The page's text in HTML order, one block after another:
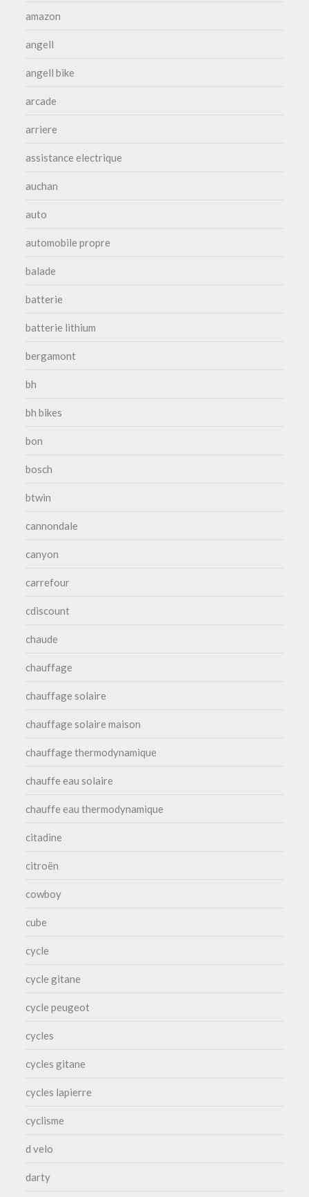
amazon
angell
angell bike
arcade
arriere
assistance electrique
auchan
auto
automobile propre
balade
batterie
batterie lithium
bergamont
bh
bh bikes
bon
bosch
btwin
cannondale
canyon
carrefour
cdiscount
chaude
chauffage
chauffage solaire
chauffage solaire maison
chauffage thermodynamique
chauffe eau solaire
chauffe eau thermodynamique
citadine
citroën
cowboy
cube
cycle
cycle gitane
cycle peugeot
cycles
cycles gitane
cycles lapierre
cyclisme
d velo
darty